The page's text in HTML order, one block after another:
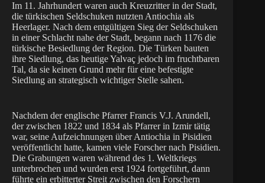
Im 11. Jahrhundert waren auch Kreuzritter in der Stadt,
die türkischen Seldschuken nutzten Antiochia als
Heerlager. Nach dem entgültigen Sieg der Seldschuken
in einer Schlacht nahe der Stadt, begann nach 1176 die
türkische Besiedlung der Region. Die Türken bauten
ihre Siedlung, das heutige Yalvaç jedoch im fruchtbaren
Tal, da sie keinen Grund mehr für eine befestigte
Siedlung an strategisch wichtiger Stelle sahen.
Nachdem der englische Pfarrer Francis V.J. Arundell,
der zwischen 1822 und 1834 als Pfarrer in Izmir tätig
war, seine Aufzeichnungen über Antiochia in Pisidien
veröffentlicht hatte, kamen viele Forscher nach Pisidien.
Die Grabungen waren während des 1. Weltkriegs
unterbrochen und wurden erst 1924 fortgeführt, dann
führte ein erbitterter Streit zwischen den Forschern